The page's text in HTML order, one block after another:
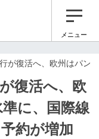
メニュー
が復活へ、欧州はパン
復活へ、欧
に、国際線
約が増加